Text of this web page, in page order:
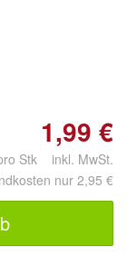
1,99 €
Stk inkl. MwSt.
nur 2,95 €